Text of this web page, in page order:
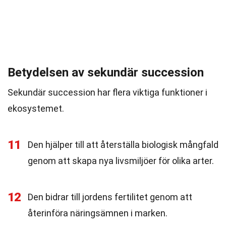
Betydelsen av sekundär succession
Sekundär succession har flera viktiga funktioner i
ekosystemet.
11
Den hjälper till att återställa biologisk mångfald
genom att skapa nya livsmiljöer för olika arter.
12
Den bidrar till jordens fertilitet genom att
återinföra näringsämnen i marken.